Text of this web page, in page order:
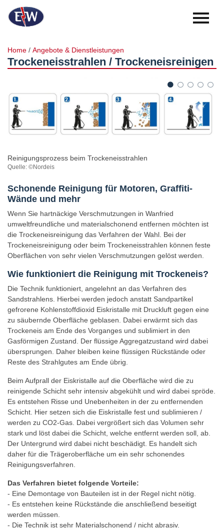
Herzlich
willkommen!
Unsere
Region
für
kleine
Kinder
Kultur
Region
Beitrag
zur
Services
und
Mitmachen!
Drachensteigen
Wanfried
-
nicht
verpassen
Kühlschrank
abtauen
Perfekter
Schwimmen
gehen
in
Wanfried
Gutes
Wetter
–
rauf
aufs
Auspflanzerinnerung
Sonnenuntergang
in
Wanfried
Home / Angebote & Dienstleistungen
Trockeneisstrahlen / Trockeneisreinigen
Reinigungsprozess beim Trockeneisstrahlen
Quelle: ©Nordeis
Schonende Reinigung für Motoren, Graffiti-
Wände und mehr
Wenn Sie hartnäckige Verschmutzungen in Wanfried
umweltfreundliche und materialschonend entfernen möchten ist
die Trockeneisreinigung das Verfahren der Wahl. Bei der
Trockeneisreinigung oder beim Trockeneisstrahlen können feste
Oberflächen von sehr vielen Verschmutzungen gelöst werden.
Wie funktioniert die Reinigung mit Trockeneis?
Die Technik funktioniert, angelehnt an das Verfahren des
Sandstrahlens. Hierbei werden jedoch anstatt Sandpartikel
gefrorene Kohlenstoffdioxid Eiskristalle mit Druckluft gegen eine
zu säubernde Oberfläche geblasen. Dabei erwärmt sich das
Trockeneis am Ende des Vorganges und sublimiert in den
Gasförmigen Zustand. Der flüssige Aggregatzustand wird dabei
übersprungen. Daher bleiben keine flüssigen Rückstände oder
Reste des Strahlgutes am Ende übrig.
Beim Aufprall der Eiskristalle auf die Oberfläche wird die zu
reinigende Schicht sehr intensiv abgekühlt und wird dabei spröde.
Es entstehen Risse und Unebenheiten in der zu entfernenden
Schicht. Hier setzen sich die Eiskristalle fest und sublimieren /
werden zu CO2-Gas. Dabei vergrößert sich das Volumen sehr
stark und löst dabei die Schicht, welche entfernt werden soll, ab.
Der Untergrund wird dabei nicht beschädigt. Es handelt sich
daher für die Trägeroberfläche um ein sehr schonendes
Reinigungsverfahren.
Das Verfahren bietet folgende Vorteile:
- Eine Demontage von Bauteilen ist in der Regel nicht nötig.
- Es entstehen keine Rückstände die anschließend beseitigt
werden müssen.
- Die Technik ist sehr Materialschonend / nicht abrasiv.